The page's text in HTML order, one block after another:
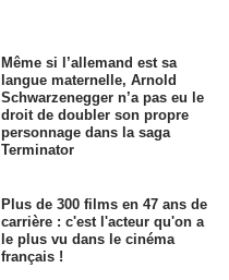
Même si l’allemand est sa
langue maternelle, Arnold
Schwarzenegger n’a pas eu le
droit de doubler son propre
personnage dans la saga
Terminator
Plus de 300 films en 47 ans de
carrière : c'est l'acteur qu'on a
le plus vu dans le cinéma
français !